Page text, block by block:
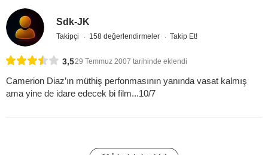
Sdk-JK
Takipçi 158 değerlendirmeler Takip Et!
3,529 Temmuz 2007 tarihinde eklendi
Camerion Diaz’ın müthiş perfonmasının yanında vasat kalmış
ama yine de idare edecek bi film...10/7